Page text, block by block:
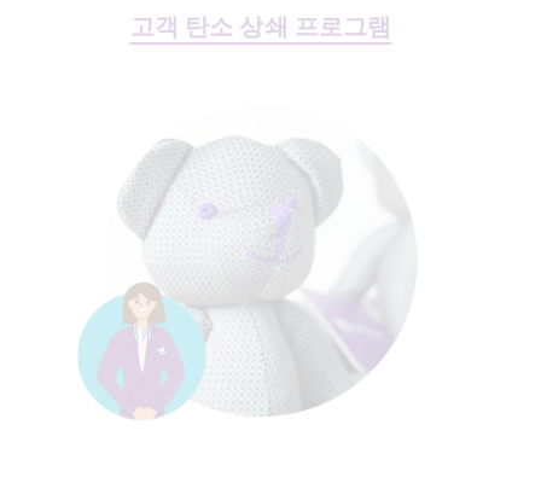
고객 탄소 상쇄 프로그램